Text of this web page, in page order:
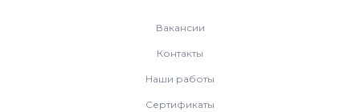
Системы дымоудаления
Рециркуляторы воздуха
Вакансии
Контакты
Наши работы
Сертификаты